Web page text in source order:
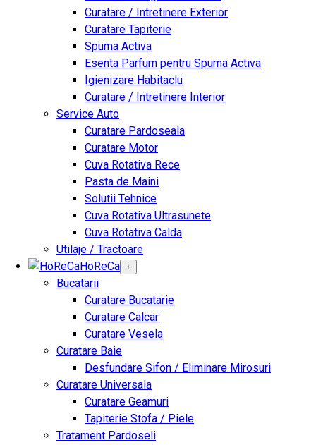
Curatare / Intretinere Exterior
Curatare Tapiterie
Spuma Activa
Esenta Parfum pentru Spuma Activa
Igienizare Habitaclu
Curatare / Intretinere Interior
Service Auto
Curatare Pardoseala
Curatare Motor
Cuva Rotativa Rece
Pasta de Maini
Solutii Tehnice
Cuva Rotativa Ultrasunete
Cuva Rotativa Calda
Utilaje / Tractoare
HoReCa +
Bucatarii
Curatare Bucatarie
Curatare Calcar
Curatare Vesela
Curatare Baie
Desfundare Sifon / Eliminare Mirosuri
Curatare Universala
Curatare Geamuri
Tapiterie Stofa / Piele
Tratament Pardoseli